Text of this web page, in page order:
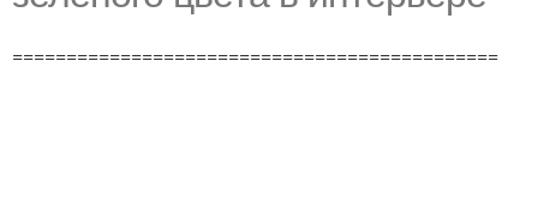
=============================================